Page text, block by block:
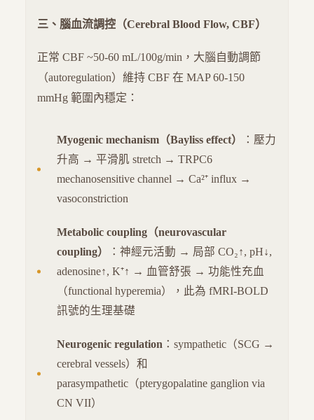
三、腦血流調控（Cerebral Blood Flow, CBF）
正常 CBF ~50-60 mL/100g/min，大腦自動調節
（autoregulation）維持 CBF 在 MAP 60-150
mmHg 範圍內穩定：
Myogenic mechanism（Bayliss effect）
：壓力
升高 → 平滑肌 stretch → TRPC6
mechanosensitive channel → Ca²⁺ influx →
vasoconstriction
Metabolic coupling（neurovascular
coupling）
：神經元活動 → 局部 CO₂↑, pH↓,
adenosine↑, K⁺↑ → 血管舒張 → 功能性充血
（functional hyperemia），此為 fMRI-BOLD
訊號的生理基礎
Neurogenic regulation ：sympathetic（SCG →
cerebral vessels）和
parasympathetic（pterygopalatine ganglion via
CN VII）